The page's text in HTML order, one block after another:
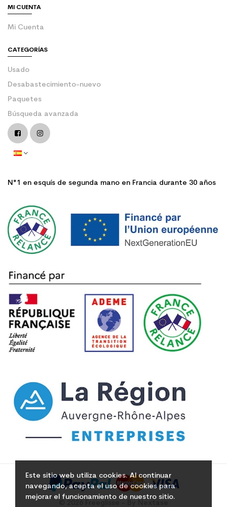
Este sitio web utiliza cookies. Al continuar
navegando, acepta el uso de cookies para
mejorar el funcionamiento de nuestro sitio.
MI CUENTA
Mi Cuenta
CATEGORÍAS
Usado
Desabastecimiento-nuevo
Paquetes
Búsqueda avanzada
N°1 en esquís de segunda mano en Francia durante 30 años